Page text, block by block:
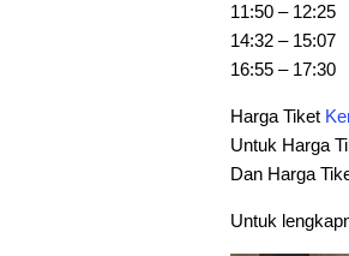
11:50 – 12:25
14:32 – 15:07
16:55 – 17:30
Harga Tiket
Untuk Harga
Dan Harga
Untuk